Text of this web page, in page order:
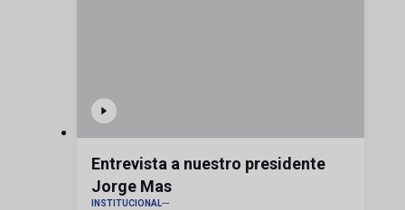
Entrevista a nuestro presidente
Jorge Mas
INSTITUCIONAL